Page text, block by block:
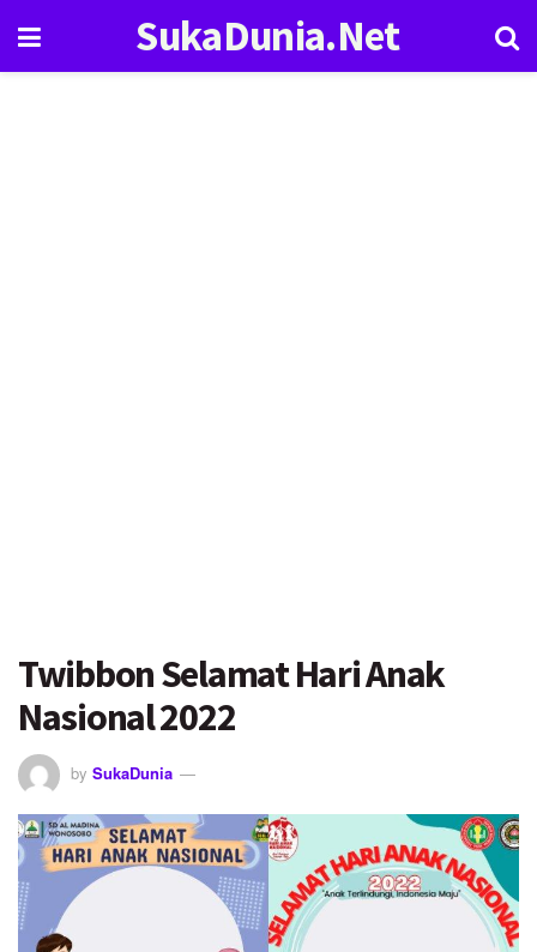
SukaDunia.Net
Twibbon Selamat Hari Anak
Nasional 2022
by SukaDunia